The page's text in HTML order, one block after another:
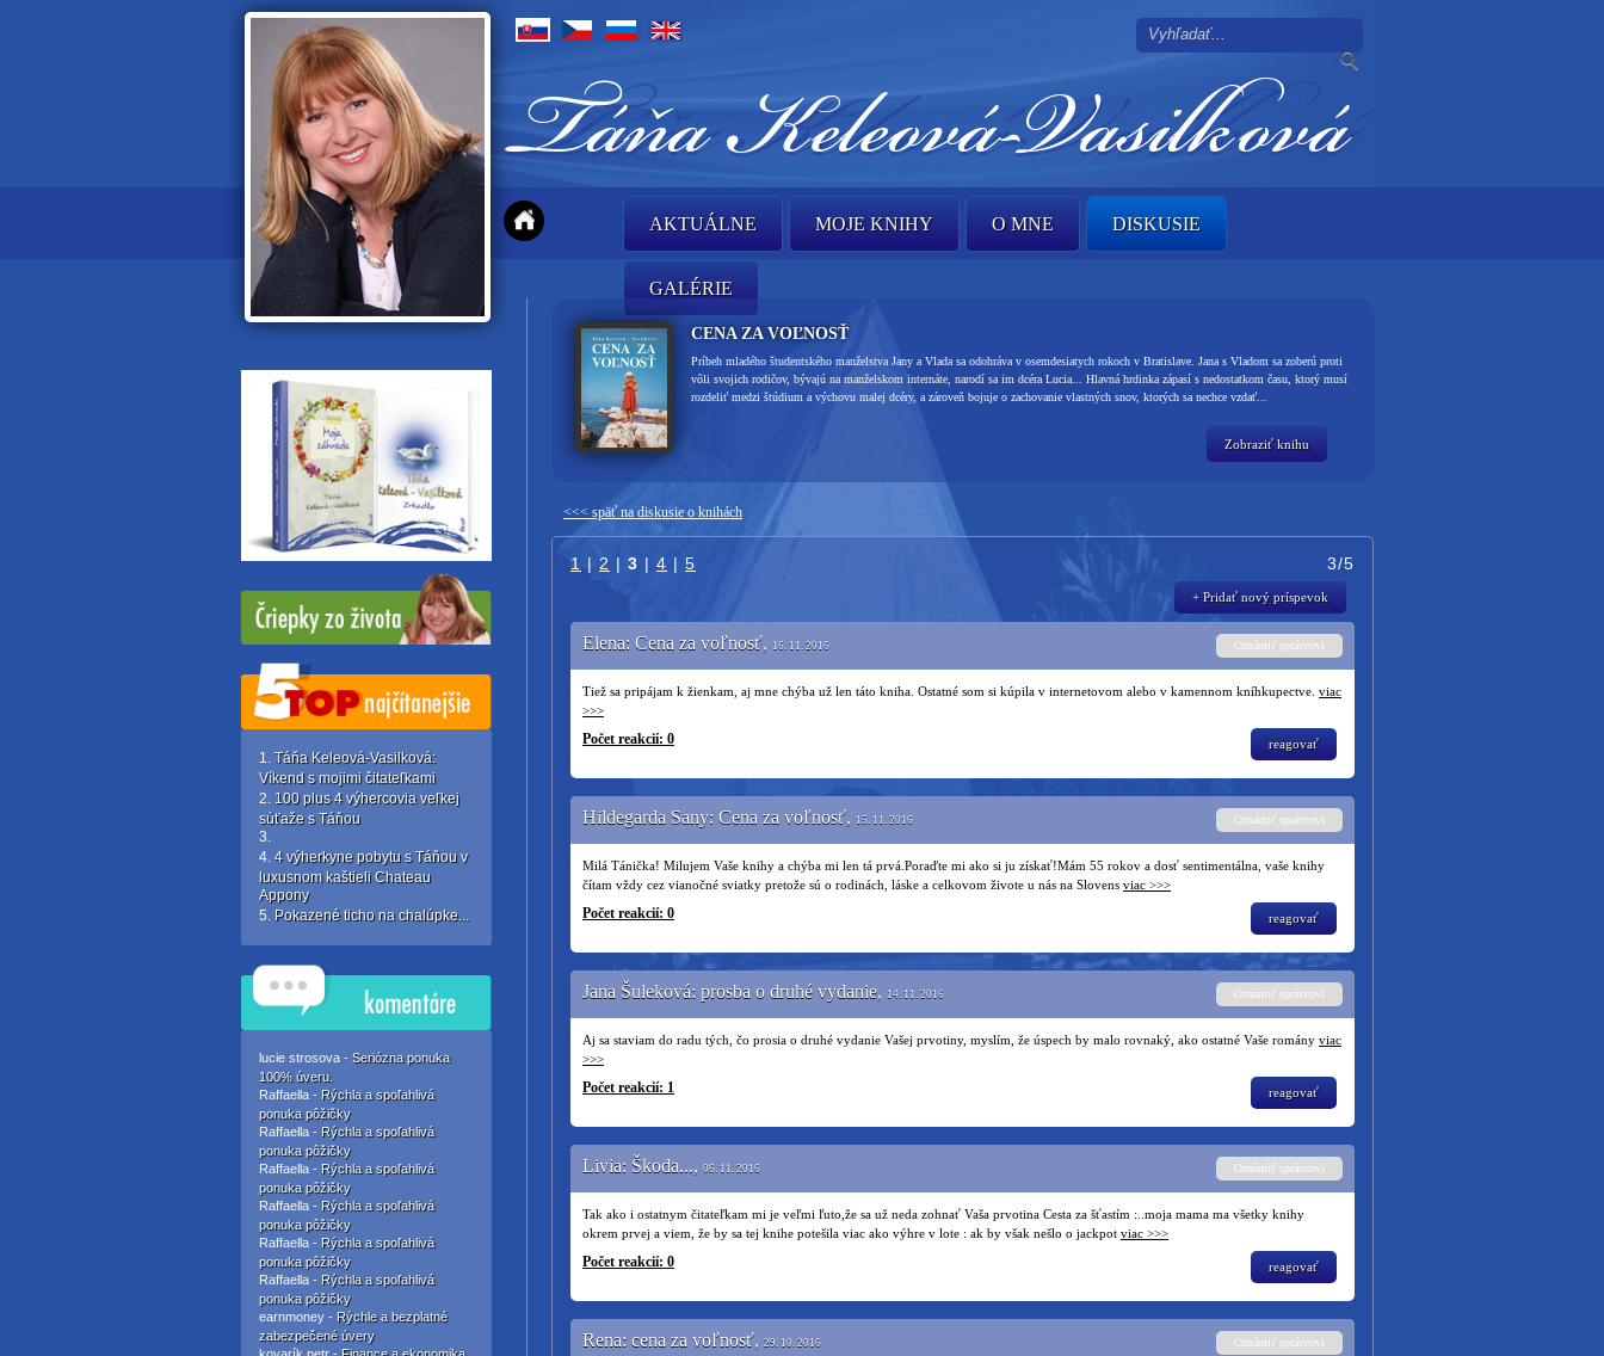
AKTUÁLNE MOJE KNIHY O MNE DISKUSIE
GALÉRIE
Táňa Keleová-Vasilková:
Víkend s mojimi čitateľkami
100 plus 4 výhercovia veľkej
súťaže s Táňou
4 výherkyne pobytu s Táňou v
luxusnom kaštieli Chateau
Appony
Pokazené ticho na chalúpke...
lucie strosova - Seriózna ponuka
100% úveru.
Raffaella - Rýchla a spoľahlivá
ponuka pôžičky
Raffaella - Rýchla a spoľahlivá
ponuka pôžičky
Raffaella - Rýchla a spoľahlivá
ponuka pôžičky
Raffaella - Rýchla a spoľahlivá
ponuka pôžičky
Raffaella - Rýchla a spoľahlivá
ponuka pôžičky
Raffaella - Rýchla a spoľahlivá
ponuka pôžičky
earnmoney - Rýchle a bezplatné
zabezpečené úvery
kovarík petr - Finance a ekonomika
CENA ZA VOĽNOSŤ
Príbeh mladého študentského manželstva Jany a Vlada sa odohráva v osemdesiatych rokoch v Bratislave. Jana s Vladom sa zoberú proti
vôli svojich rodičov, bývajú na manželskom internáte, narodí sa im dcéra Lucia... Hlavná hrdinka zápasí s nedostatkom času, ktorý musí
rozdeliť medzi štúdium a výchovu malej dcéry, a zároveň bojuje o zachovanie vlastných snov, ktorých sa nechce vzdať...
Zobraziť knihu
<<< späť na diskusie o knihách
1 | 2 | 3 | 4 | 5 3/5
+ Pridať nový príspevok
Elena: Cena za voľnosť, 16. 11. 2016 Oznámiť správcovi
Tiež sa pripájam k žienkam, aj mne chýba už len táto kniha. Ostatné som si kúpila v internetovom alebo v kamennom kníhkupectve. viac
>>>
Počet reakcií: 0 reagovať
Hildegarda Sany: Cena za voľnosť, 15. 11. 2016 Oznámiť správcovi
Milá Tánička! Milujem Vaše knihy a chýba mi len tá prvá.Poraďte mi ako si ju získať!Mám 55 rokov a dosť sentimentálna, vaše knihy
čítam vždy cez vianočné sviatky pretože sú o rodinách, láske a celkovom živote u nás na Slovens viac >>>
Počet reakcií: 0 reagovať
Jana Šuleková: prosba o druhé vydanie, 14. 11. 2016 Oznámiť správcovi
Aj sa staviam do radu tých, čo prosia o druhé vydanie Vašej prvotiny, myslím, že úspech by malo rovnaký, ako ostatné Vaše romány viac
>>>
Počet reakcií: 1 reagovať
Livia: Škoda..., 06. 11. 2016 Oznámiť správcovi
Tak ako i ostatnym čitateľkam mi je veľmi ľuto,že sa už neda zohnať Vaša prvotina Cesta za šťastím :..moja mama ma všetky knihy
okrem prvej a viem, že by sa tej knihe potešila viac ako výhre v lote : ak by však nešlo o jackpot viac >>>
Počet reakcií: 0 reagovať
Rena: cena za voľnosť, 29. 10. 2016 Oznámiť správcovi